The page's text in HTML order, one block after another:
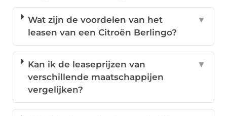
Wat zijn de voordelen van het
leasen van een Citroën Berlingo?
▼
Kan ik de leaseprijzen van
verschillende maatschappijen
vergelijken?
▼